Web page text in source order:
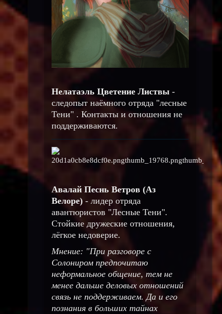
Нелатаэль Цветение Листвы -
следопыт наёмного отряда "лесные
Тени" . Контакты и отношения не
поддерживаются.
Авалай Песнь Ветров (Аз
Велоре)- лидер отряда
авантюристов "Лесные Тени".
Стойкие дружеские отношения,
лёгкое недоверие.
Мнение: "При разговоре с
Солониром предпочитаю
неформальное общение, тем не
менее дальше деловых отношений
связь не поддерживаем. Да и его
познания в больших тайнах